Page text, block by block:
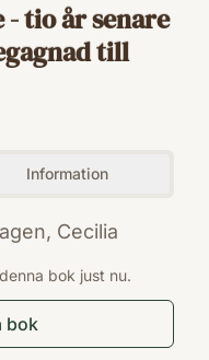
tio år senare
till
Information
Cecilia
bok just nu.
bok